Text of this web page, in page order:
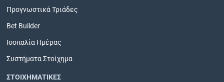
Προγνωστικά Τριάδες
Bet Builder
Ισοπαλία Ημέρας
Συστήματα Στοίχημα
ΣΤΟΙΧΗΜΑΤΙΚΕΣ